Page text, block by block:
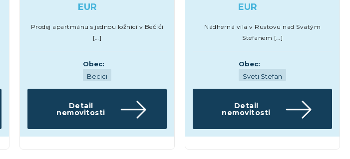
EUR
Prodej apartmánu s jednou ložnicí v Bečići
[…]
Obec:
Becici
Detail
nemovitosti
EUR
Nádherná vila v Rustovu nad Svatým
Stefanem […]
Obec:
Sveti Stefan
Detail
nemovitosti